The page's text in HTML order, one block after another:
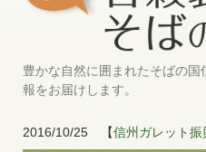
豊かな自然に囲まれたそばの
報をお届けします。
2016/10/25 【信州ガレット振